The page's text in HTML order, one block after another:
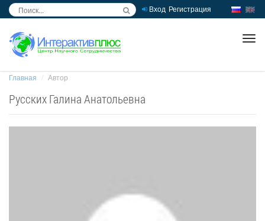
Вход Регистрация
Главная Автор
Русских Галина Анатольевна